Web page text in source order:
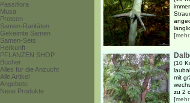
Passiflora
Musa
Proteen
Samen-Raritäten
Gekeimte Samen
Samen-Sets
Herkunft
PFLANZEN SHOP
Bücher
Alles für die Anzucht
Alle Artikel
Angebote
Neue Produkte
[
(10
mit
zu 2
[